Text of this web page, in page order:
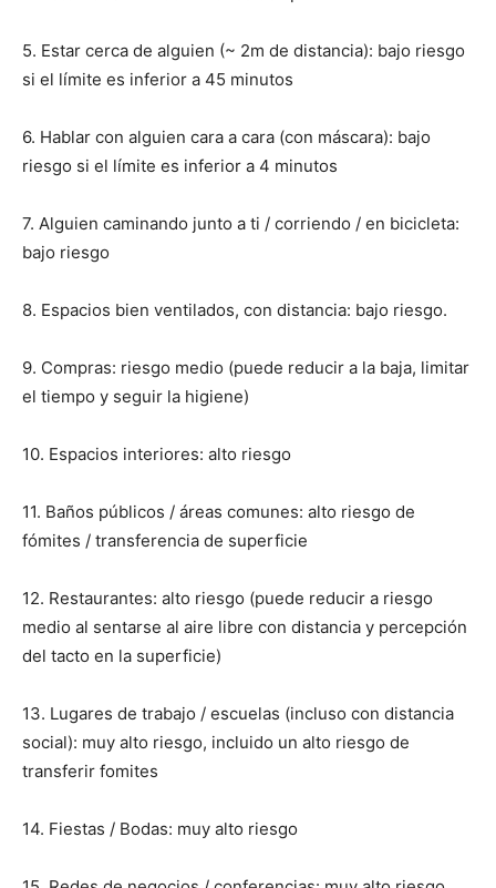
5. Estar cerca de alguien (~ 2m de distancia): bajo riesgo
si el límite es inferior a 45 minutos
6. Hablar con alguien cara a cara (con máscara): bajo
riesgo si el límite es inferior a 4 minutos
7. Alguien caminando junto a ti / corriendo / en bicicleta:
bajo riesgo
8. Espacios bien ventilados, con distancia: bajo riesgo.
9. Compras: riesgo medio (puede reducir a la baja, limitar
el tiempo y seguir la higiene)
10. Espacios interiores: alto riesgo
11. Baños públicos / áreas comunes: alto riesgo de
fómites / transferencia de superficie
12. Restaurantes: alto riesgo (puede reducir a riesgo
medio al sentarse al aire libre con distancia y percepción
del tacto en la superficie)
13. Lugares de trabajo / escuelas (incluso con distancia
social): muy alto riesgo, incluido un alto riesgo de
transferir fomites
14. Fiestas / Bodas: muy alto riesgo